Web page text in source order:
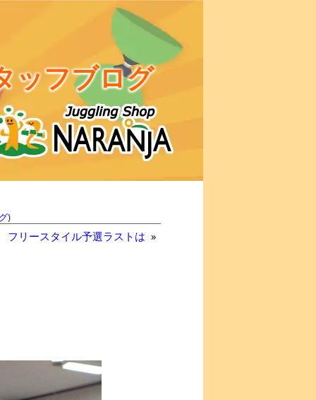
ッフブログ
)
フリースタイル予選ラストは »